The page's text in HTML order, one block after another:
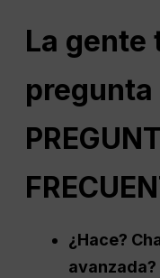
La gente
pregunta
¿Hace?
avanzada?